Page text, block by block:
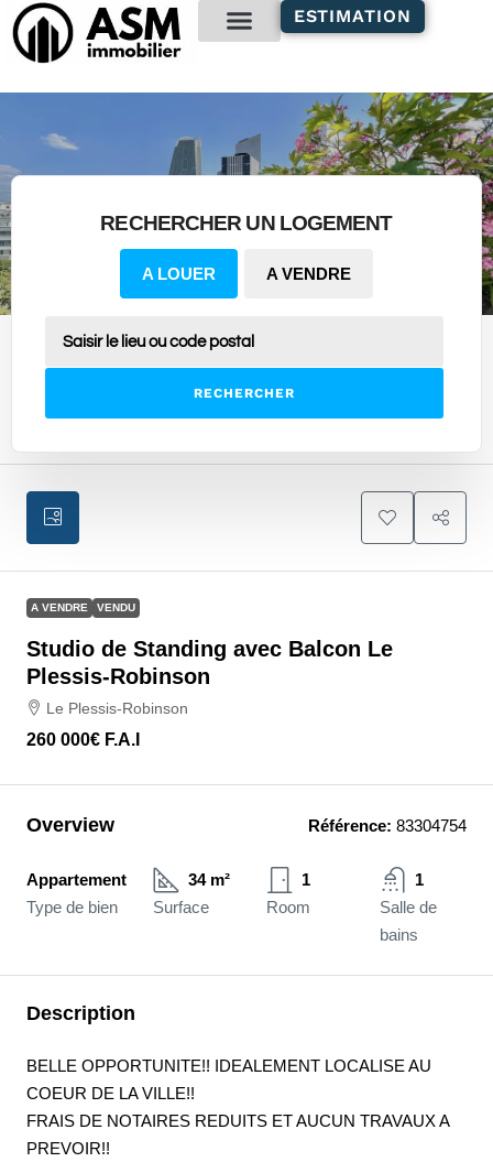
principal
ESTIMATION
RECHERCHER UN LOGEMENT
A LOUER A VENDRE
RECHERCHER
A VENDRE VENDU
Studio de Standing avec Balcon Le
Plessis-Robinson
Le Plessis-Robinson
260 000€ F.A.I
Overview Référence: 83304754
Appartement
Type de bien
34 m²
Surface
1
Room
1
Salle de
bains
Description
BELLE OPPORTUNITE!! IDEALEMENT LOCALISE AU
COEUR DE LA VILLE!!
FRAIS DE NOTAIRES REDUITS ET AUCUN TRAVAUX A
PREVOIR!!